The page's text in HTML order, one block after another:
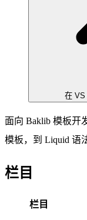
在 VS
面向 Baklib 模板开
模板，到 Liquid 语
栏目
栏目